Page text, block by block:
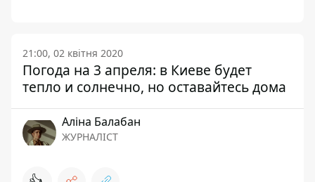
21:00, 02 квітня 2020
Погода на 3 апреля: в Киеве будет
тепло и солнечно, но оставайтесь дома
Аліна Балабан
ЖУРНАЛІСТ